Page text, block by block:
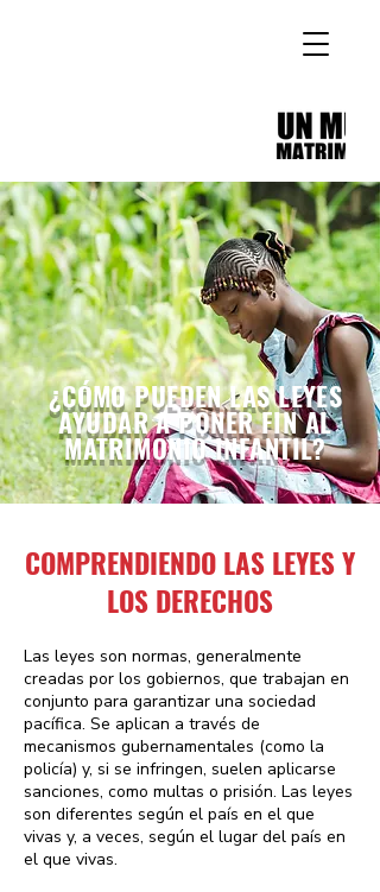
¿CÓMO PUEDEN LAS LEYES
AYUDAR A PONER FIN AL
MATRIMONIO INFANTIL?
COMPRENDIENDO LAS LEYES Y
LOS DERECHOS
Las leyes son normas, generalmente
creadas por los gobiernos, que trabajan en
conjunto para garantizar una sociedad
pacífica. Se aplican a través de
mecanismos gubernamentales (como la
policía) y, si se infringen, suelen aplicarse
sanciones, como multas o prisión. Las leyes
son diferentes según el país en el que
vivas y, a veces, según el lugar del país en
el que vivas.